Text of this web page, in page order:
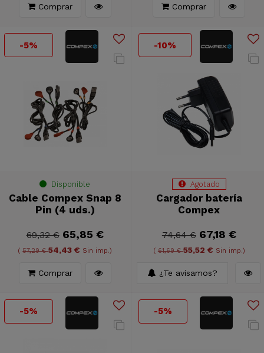
Comprar Comprar
-5%
Disponible
Cable Compex Snap 8
Pin (4 uds.)
69,32 € 65,85 €
(57,29 €54,43 € Sin imp.)
Comprar
-10%
Agotado
Cargador batería
Compex
74,64 € 67,18 €
( 61,69 €55,52 € Sin imp.)
¿Te avisamos?
-5% -5%